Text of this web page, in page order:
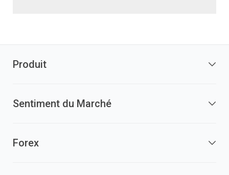
Produit
Sentiment du Marché
Forex